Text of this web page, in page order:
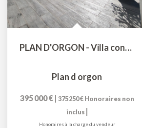
PLAN D'ORGON - Villa contemporaine 144 m² - 5 chambres -...
Plan d orgon
395 000 € | 375 250 € Honoraires non
inclus |
Honoraires à la charge du vendeur